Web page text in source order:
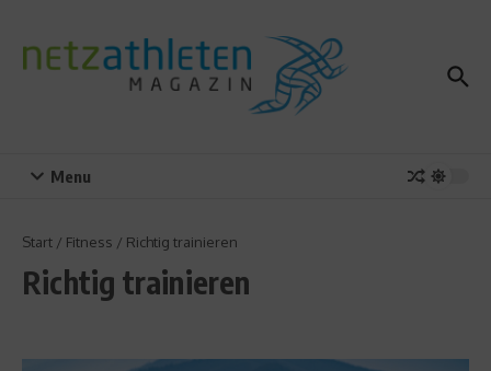
Menu
Start / Fitness / Richtig trainieren
Richtig trainieren